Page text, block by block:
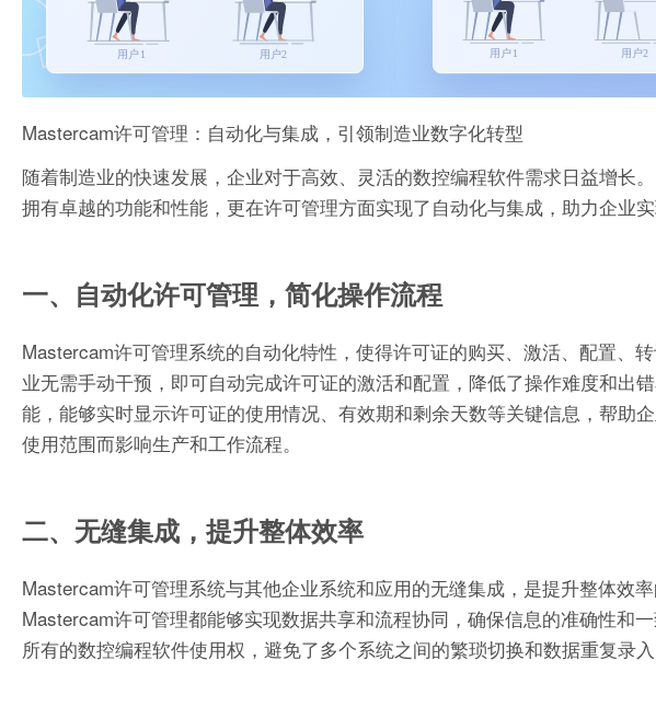
Mastercam许可管理：自动化与集成，引领制造业数字化转型
随着制造业的快速发展，企业对于高效、灵活的数控编程软件需求日益增长
拥有卓越的功能和性能，更在许可管理方面实现了自动化与集成，助力企业
一、自动化许可管理，简化操作流程
Mastercam许可管理系统的自动化特性，使得许可证的购买、激活、配置、
业无需手动干预，即可自动完成许可证的激活和配置，降低了操作难度和出
能，能够实时显示许可证的使用情况、有效期和剩余天数等关键信息，帮助
使用范围而影响生产和工作流程。
二、无缝集成，提升整体效率
Mastercam许可管理系统与其他企业系统和应用的无缝集成，是提升整体效
Mastercam许可管理都能够实现数据共享和流程协同，确保信息的准确性和
所有的数控编程软件使用权，避免了多个系统之间的繁琐切换和数据重复录